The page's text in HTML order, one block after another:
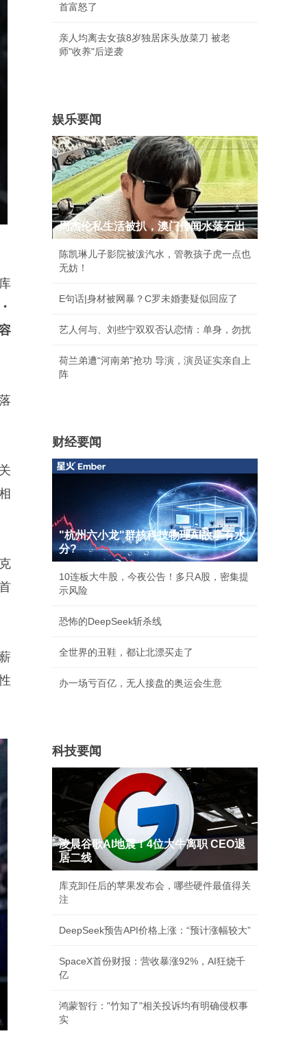
首富怒了
亲人均离去女孩8岁独居床头放菜刀 被老
师"收养"后逆袭
娱乐要闻
周杰伦私生活被扒，澳门传闻水落石出
陈凯琳儿子影院被泼汽水，管教孩子虎一点也
无妨！
E句话|身材被网暴？C罗未婚妻疑似回应了
艺人何与、刘些宁双双否认恋情：单身，勿扰
荷兰弟遭“河南弟”抢功 导演，演员证实亲自上
阵
财经要闻
"杭州六小龙"群核科技物理AI故事有水
分?
10连板大牛股，今夜公告！多只A股，密集提
示风险
恐怖的DeepSeek斩杀线
全世界的丑鞋，都让北漂买走了
办一场亏百亿，无人接盘的奥运会生意
科技要闻
凌晨谷歌AI地震！4位大牛离职 CEO退
居二线
库克卸任后的苹果发布会，哪些硬件最值得关
注
DeepSeek预告API价格上涨：“预计涨幅较大”
SpaceX首份财报：营收暴涨92%，AI狂烧千
亿
鸿蒙智行："竹知了"相关投诉均有明确侵权事
实